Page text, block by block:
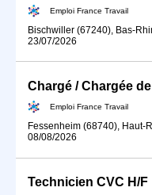
Emploi France Travail
Bischwiller (67240), Bas-
23/07/2026
Emploi France Travail
Fessenheim (68740), Haut-
08/08/2026
Technicien CVC H/F